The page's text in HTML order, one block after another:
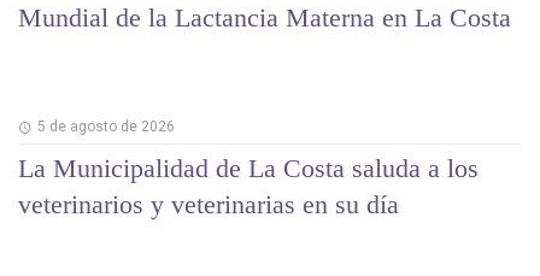
Mundial de la Lactancia Materna en La Costa
5 de agosto de 2026
La Municipalidad de La Costa saluda a los
veterinarios y veterinarias en su día